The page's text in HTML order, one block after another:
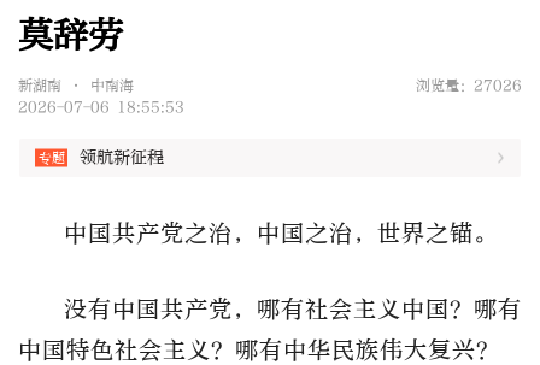
莫辞劳
新湖南 • 中南海
浏览量：27026
2026-07-06 18:55:53
领航新征程
中国共产党之治，中国之治，世界之锚。
没有中国共产党，哪有社会主义中国？哪有
中国特色社会主义？哪有中华民族伟大复兴？